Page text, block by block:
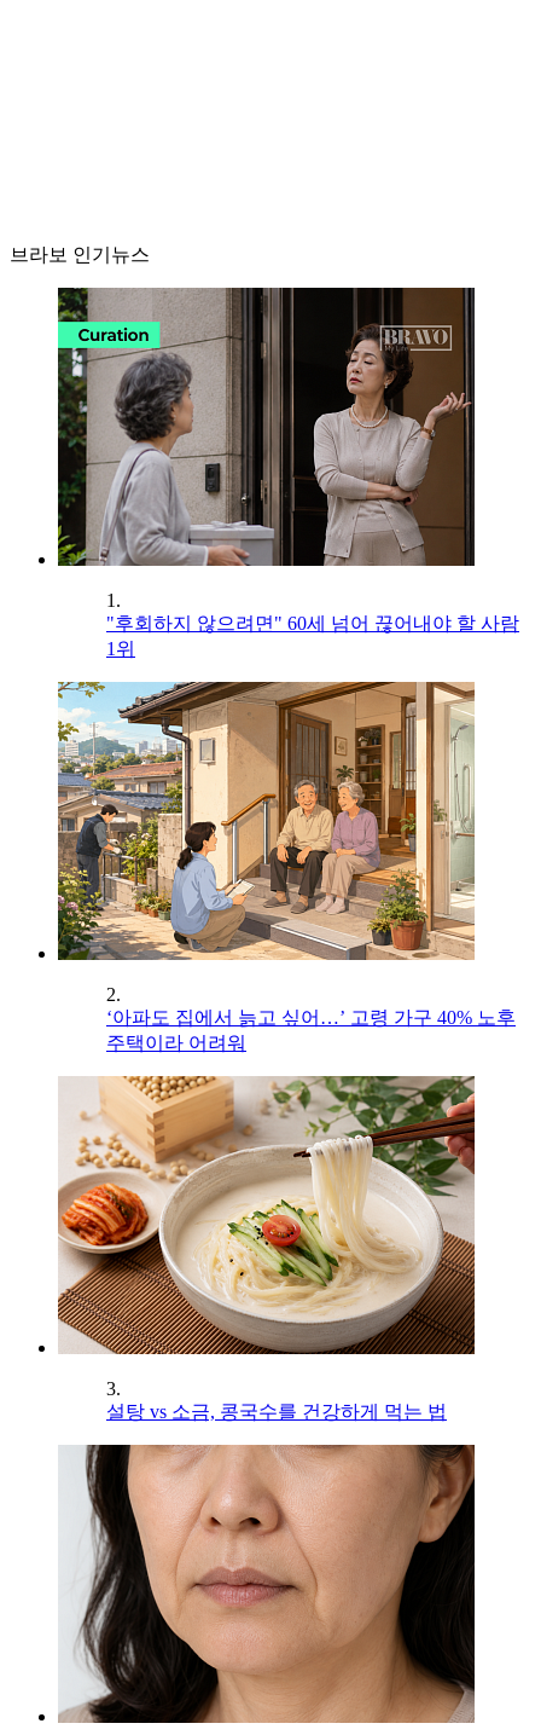
브라보 인기뉴스
1.
"후회하지 않으려면" 60세 넘어 끊어내야 할 사람
1위
2.
‘아파도 집에서 늙고 싶어…’ 고령 가구 40% 노후
주택이라 어려워
3.
설탕 vs 소금, 콩국수를 건강하게 먹는 법